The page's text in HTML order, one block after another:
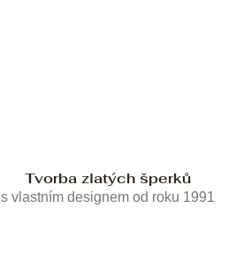
Tvorba zlatých šperků
s vlastním designem od roku 1991